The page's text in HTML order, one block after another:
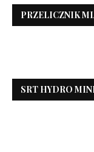
PRZELICZNIK
SRT HYDRO